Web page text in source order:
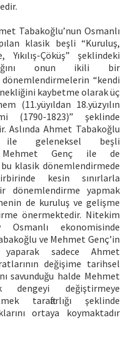
Tabakoğlu’nun Osmanlı
klasik beşli “Kuruluş,
Çöküş” şeklindeki
onun ikili bir
dönemlendirmelerin “kendi
kaybetme olarak üç
(11.yüyıldan 18.yüzyılın
(1790-1823)” şeklinde
Aslında Ahmet Tabakoğlu
geleneksel beşli
Mehmet Genç ile de
klasik dönemlendirmede
kesin sınırlarla
dönemlendirme yapmak
de kuruluş ve gelişme
önermektedir. Nitekim
Osmanlı ekonomisinde
ve Mehmet Genç’in
sadece Ahmet
değişime tarihsel
savunduğu halde Mehmet
dengeyi değiştirmeye
taraftarlığı şeklinde
ortaya koymaktadır